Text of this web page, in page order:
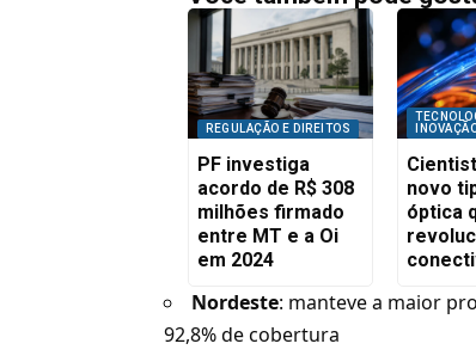
REGULAÇÃO E DIREITOS
PF investiga
acordo de R$ 308
milhões firmado
entre MT e a Oi
em 2024
novo
óptica
Nordeste: manteve a maior
92,8% de cobertura